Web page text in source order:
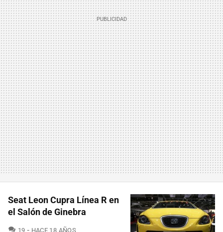
Seat Leon Cupra Línea R en
el Salón de Ginebra
19 COMENTARIOS
HACE 18 AÑOS